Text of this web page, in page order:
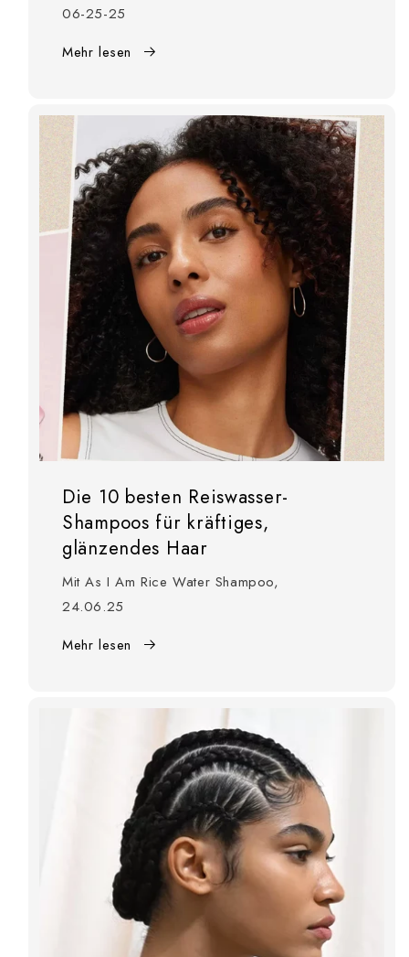
06-25-25
Mehr lesen
Die 10 besten Reiswasser-
Shampoos für kräftiges,
glänzendes Haar
Mit As I Am Rice Water Shampoo,
24.06.25
Mehr lesen